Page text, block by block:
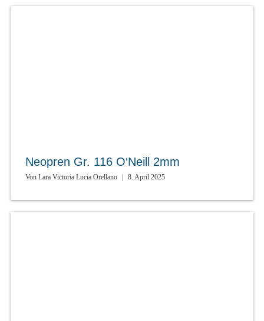
Neopren Gr. 116 O‘Neill 2mm
Von Lara Victoria Lucia Orellano 8. April 2025